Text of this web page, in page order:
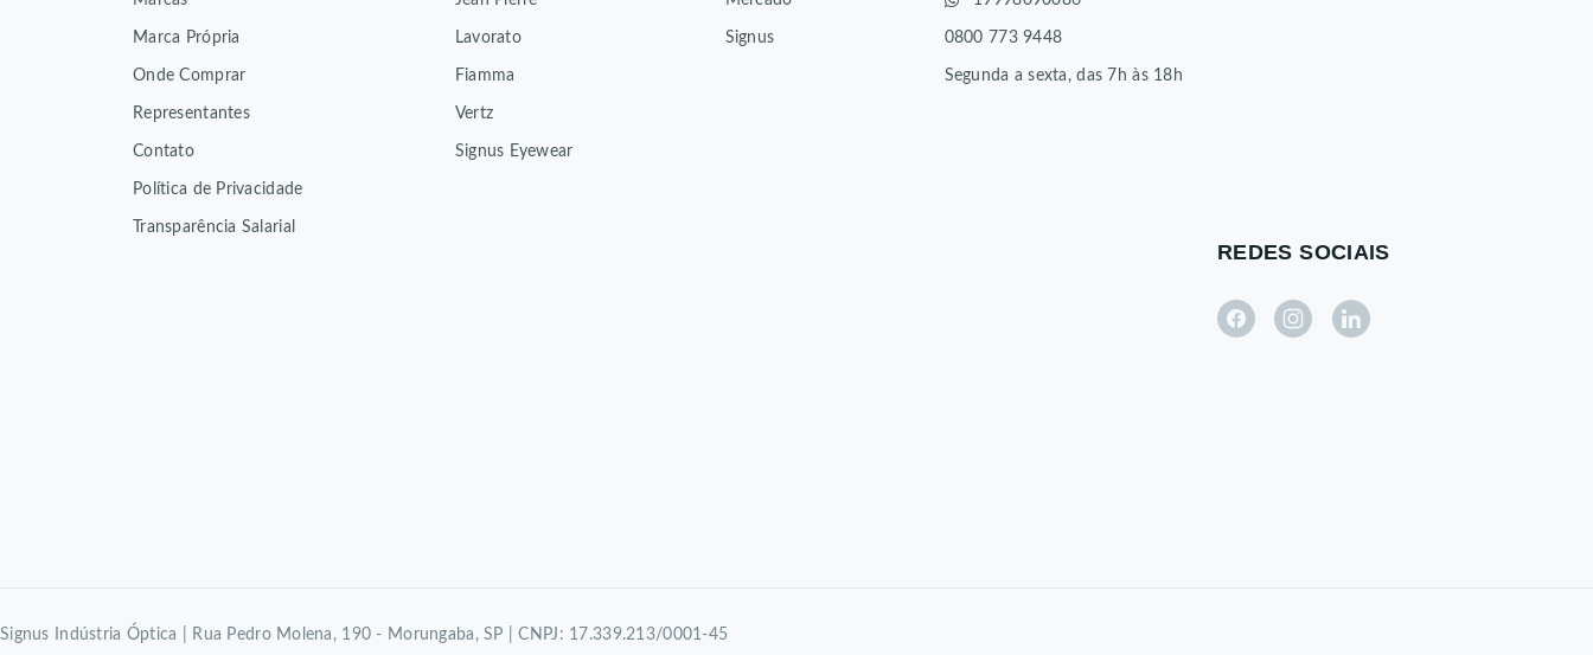
Marca Própria
Onde Comprar
Representantes
Contato
Política de Privacidade
Transparência Salarial
Lavorato
Fiamma
Vertz
Signus Eyewear
Signus 0800 773 9448
Segunda a sexta, das 7h às 18h
REDES SOCIAIS
Signus Indústria Óptica | Rua Pedro Molena, 190 - Morungaba, SP | CNPJ: 17.339.213/0001-45